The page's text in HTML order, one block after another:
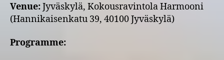
Venue:Jyväskylä, Kokousravintola Harmooni
(Hannikaisenkatu 39, 40100 Jyväskylä)
Programme: